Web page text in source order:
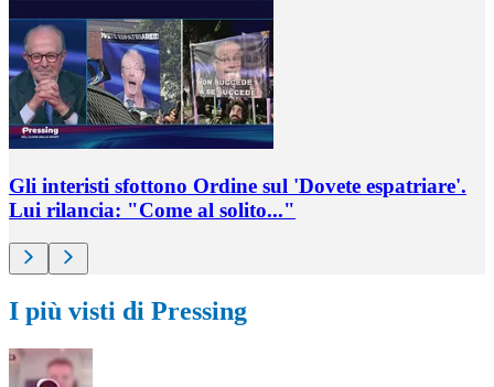
Gli interisti sfottono Ordine sul 'Dovete espatriare'.
Lui rilancia: "Come al solito..."
I più visti di Pressing